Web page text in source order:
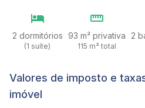
2 dormitórios
(1 suíte)
93 m² privativa
115 m² total
2
Valores de imposto e
imóvel